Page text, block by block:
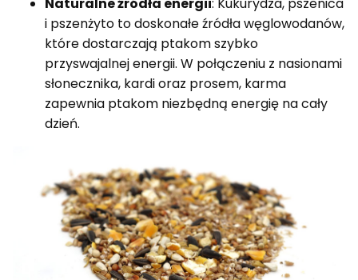
i pszenżyto to doskonałe źródła węglowodanów,
które dostarczają ptakom szybko
przyswajalnej energii. W połączeniu z nasionami
słonecznika, kardi oraz prosem, karma
zapewnia ptakom niezbędną energię na cały
dzień.